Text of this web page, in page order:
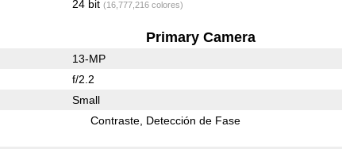
24 bit (16,777,216 colores)
Primary Camera
13-MP
f/2.2
Small
Contraste Detección de Fase